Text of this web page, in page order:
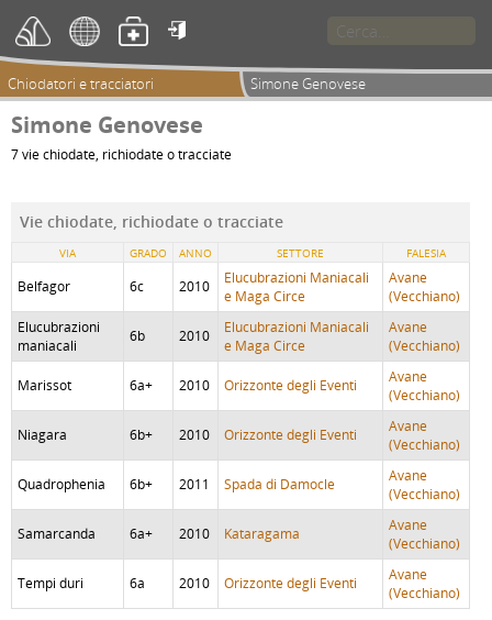

Chiodatori e tracciatori Simone Genovese
Simone Genovese
7 vie chiodate, richiodate o tracciate
Vie chiodate, richiodate o tracciate
VIA GRADO ANNO SETTORE FALESIA
Belfagor 6c 2010
Elucubrazioni Maniacali
e Maga Circe
Avane
(Vecchiano)
Elucubrazioni
maniacali
6b 2010
Elucubrazioni Maniacali
e Maga Circe
Avane
(Vecchiano)
Marissot 6a+ 2010 Orizzonte degli Eventi
Avane
(Vecchiano)
Niagara 6b+ 2010 Orizzonte degli Eventi
Avane
(Vecchiano)
Quadrophenia 6b+ 2011 Spada di Damocle
Avane
(Vecchiano)
Samarcanda 6a+ 2010 Kataragama
Avane
(Vecchiano)
Tempi duri 6a 2010 Orizzonte degli Eventi
Avane
(Vecchiano)